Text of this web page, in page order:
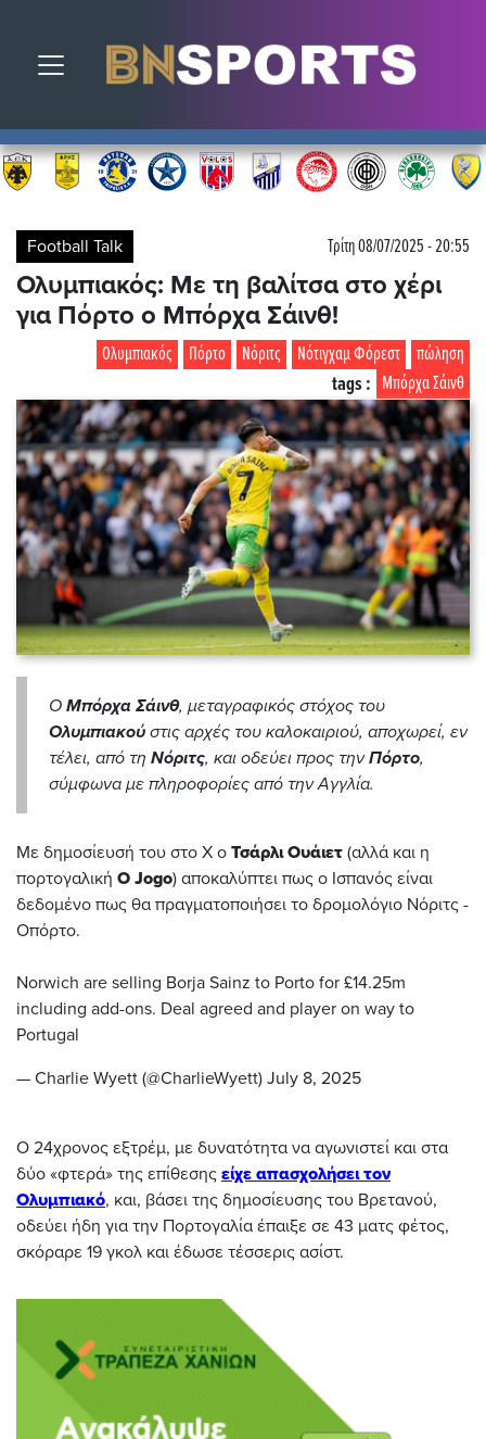
Toggle navigation
Football Talk Τρίτη 08/07/2025 - 20:55
Ολυμπιακός: Με τη βαλίτσα στο χέρι
για Πόρτο ο Μπόρχα Σάινθ!
πώληση
Νότιγχαμ Φόρεστ
Νόριτς
Πόρτο
Ολυμπιακός
Μπόρχα Σάινθ
tags :
Ο Μπόρχα Σάινθ, μεταγραφικός στόχος του
Ολυμπιακού στις αρχές του καλοκαιριού, αποχωρεί, εν
τέλει, από τη Νόριτς, και οδεύει προς τηνΠόρτο,
σύμφωνα με πληροφορίες από την Αγγλία.
Με δημοσίευσή του στο Χ ο Τσάρλι Ουάιετ (αλλά και η
πορτογαλική O Jogo) αποκαλύπτει πως ο Ισπανός είναι
δεδομένο πως θα πραγματοποιήσει το δρομολόγιο Νόριτς -
Οπόρτο.
Norwich are selling Borja Sainz to Porto for £14.25m
including add-ons. Deal agreed and player on way to
Portugal
— Charlie Wyett (@CharlieWyett) July 8, 2025
Ο 24χρονος εξτρέμ, με δυνατότητα να αγωνιστεί και στα
δύο «φτερά» της επίθεσης είχε απασχολήσει τον
Ολυμπιακό, και, βάσει της δημοσίευσης του Βρετανού,
οδεύει ήδη για την Πορτογαλία έπαιξε σε 43 ματς φέτος,
σκόραρε 19 γκολ και έδωσε τέσσερις ασίστ.